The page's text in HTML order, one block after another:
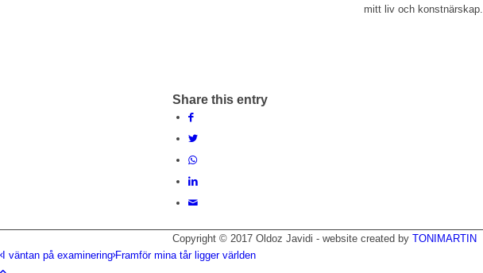
mitt liv och konstnärskap.
Share this entry
Copyright © 2017 Oldoz Javidi - website created by TONIMARTIN
I väntan på examinering Framför mina tår ligger världen